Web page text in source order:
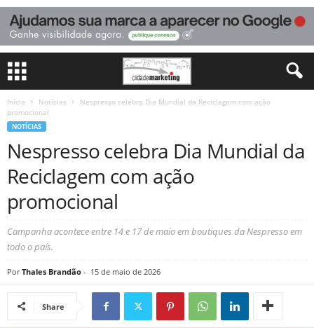
Início Notícias
Nespresso celebra Dia Mundial da Reciclagem com ação
promocional
NOTÍCIAS
Nespresso celebra Dia Mundial da
Reciclagem com ação
promocional
Campanha acontece entre 14 e 17 de maio em boutiques da Nespresso em
todo o país.
Por Thales Brandão - 15 de maio de 2026
Share